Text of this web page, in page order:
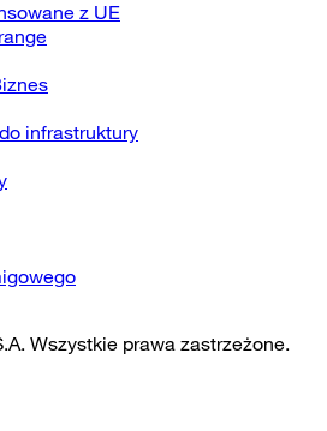
z UE
infrastruktury
Wszystkie prawa zastrzeżone.